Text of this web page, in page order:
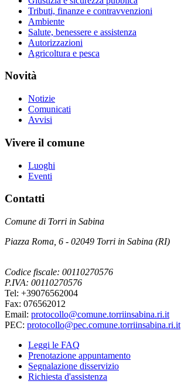
Tributi, finanze e contravvenzioni
Ambiente
Salute, benessere e assistenza
Autorizzazioni
Agricoltura e pesca
Novità
Notizie
Comunicati
Avvisi
Vivere il comune
Luoghi
Eventi
Contatti
Comune di Torri in Sabina
Piazza Roma, 6 - 02049 Torri in Sabina (RI)
Codice fiscale: 00110270576
P.IVA: 00110270576
Tel: +39076562004
Fax: 076562012
Email: protocollo@comune.torriinsabina.ri.it
PEC: protocollo@pec.comune.torriinsabina.ri.it
Leggi le FAQ
Prenotazione appuntamento
Segnalazione disservizio
Richiesta d'assistenza